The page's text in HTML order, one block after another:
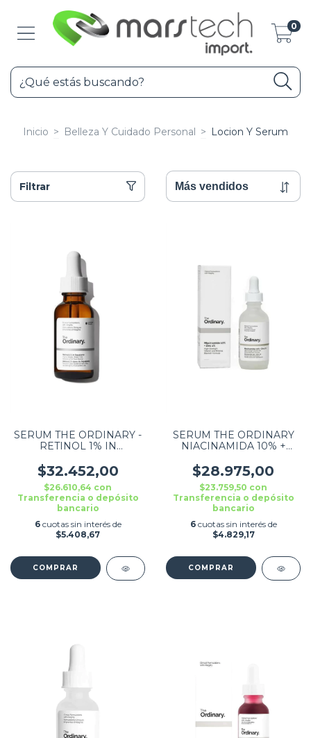
0
Inicio > Belleza Y Cuidado Personal > Locion Y Serum
Filtrar
SERUM THE ORDINARY -
RETINOL 1% IN
$32.452,00
$26.610,64 con
Transferencia o depósito
bancario
6 cuotas sin interés de
$5.408,67
SERUM THE ORDINARY
NIACINAMIDA 10% +
DÍA/NOCHE PARA TODO
TIPO DE PIEL DE 30ML
$28.975,00
$23.759,50 con
Transferencia o depósito
bancario
6 cuotas sin interés de
$4.829,17